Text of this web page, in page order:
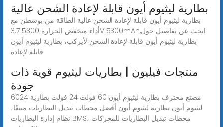
بطارية ليثيوم أيون قابلة لإعادة الشحن عالية
بطارية ليثيوم أيون قابلة لإعادة الشحن عالية الطاقة من بوسطن مع
أداء منخفض الحرارة 5300 3.7V 5300mAh,ابحث عن تفاصيل حول
بطارية ليثيوم أيون قابلة لإعادة الشحن لأيركب، بطارية ليثيوم أيون
قابلة لإعادة
منتجات فيليون | بطاريات ليثيوم قوية ذات
جودة
6024 مصنع محترف بطارية ليثيوم أيون 60 فولت 24 فولت بطارية
ليثيوم أيون بطارية ليثيوم أيون أفضل محطات تبديل البطاريات مبيعًا،
نظام إدارة البطاريات BMS، محطات تبديل البطاريات للمحركات